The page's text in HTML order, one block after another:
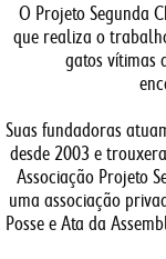
O Projeto Segunda
que realiza o
gatos vítimas
Suas fundadoras
desde 2003 e
Associação Projeto
uma associação
Posse e Ata da